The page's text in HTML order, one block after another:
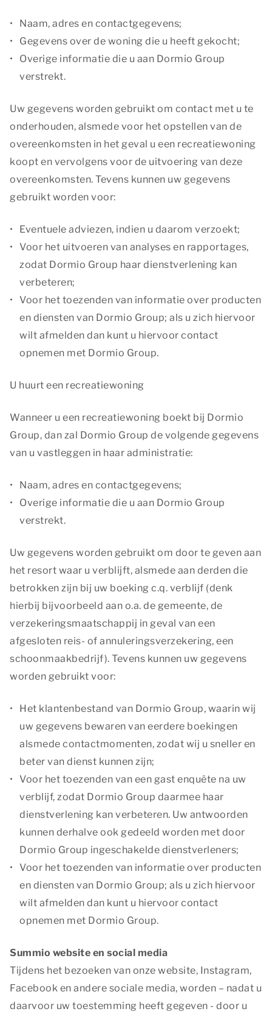
Naam, adres en contactgegevens;
Gegevens over de woning die u heeft gekocht;
Overige informatie die u aan Dormio Group
verstrekt.
Uw gegevens worden gebruikt om contact met u te
onderhouden, alsmede voor het opstellen van de
overeenkomsten in het geval u een recreatiewoning
koopt en vervolgens voor de uitvoering van deze
overeenkomsten. Tevens kunnen uw gegevens
gebruikt worden voor:
Eventuele adviezen, indien u daarom verzoekt;
Voor het uitvoeren van analyses en rapportages,
zodat Dormio Group haar dienstverlening kan
verbeteren;
Voor het toezenden van informatie over producten
en diensten van Dormio Group; als u zich hiervoor
wilt afmelden dan kunt u hiervoor contact
opnemen met Dormio Group.
U huurt een recreatiewoning
Wanneer u een recreatiewoning boekt bij Dormio
Group, dan zal Dormio Group de volgende gegevens
van u vastleggen in haar administratie:
Naam, adres en contactgegevens;
Overige informatie die u aan Dormio Group
verstrekt.
Uw gegevens worden gebruikt om door te geven aan
het resort waar u verblijft, alsmede aan derden die
betrokken zijn bij uw boeking c.q. verblijf (denk
hierbij bijvoorbeeld aan o.a. de gemeente, de
verzekeringsmaatschappij in geval van een
afgesloten reis- of annuleringsverzekering, een
schoonmaakbedrijf). Tevens kunnen uw gegevens
worden gebruikt voor:
Het klantenbestand van Dormio Group, waarin wij
uw gegevens bewaren van eerdere boekingen
alsmede contactmomenten, zodat wij u sneller en
beter van dienst kunnen zijn;
Voor het toezenden van een gast enquête na uw
verblijf, zodat Dormio Group daarmee haar
dienstverlening kan verbeteren. Uw antwoorden
kunnen derhalve ook gedeeld worden met door
Dormio Group ingeschakelde dienstverleners;
Voor het toezenden van informatie over producten
en diensten van Dormio Group; als u zich hiervoor
wilt afmelden dan kunt u hiervoor contact
opnemen met Dormio Group.
Summio website en social media
Tijdens het bezoeken van onze website, Instagram,
Facebook en andere sociale media, worden – nadat u
daarvoor uw toestemming heeft gegeven - door u